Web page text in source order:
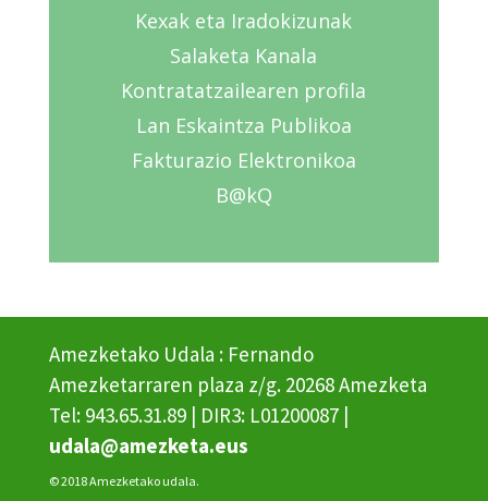
Kexak eta Iradokizunak
Salaketa Kanala
Kontratatzailearen profila
Lan Eskaintza Publikoa
Fakturazio Elektronikoa
B@kQ
Amezketako Udala : Fernando
Amezketarraren plaza z/g. 20268 Amezketa
Tel: 943.65.31.89 | DIR3: L01200087 |
udala@amezketa.eus
© 2018 Amezketako udala.